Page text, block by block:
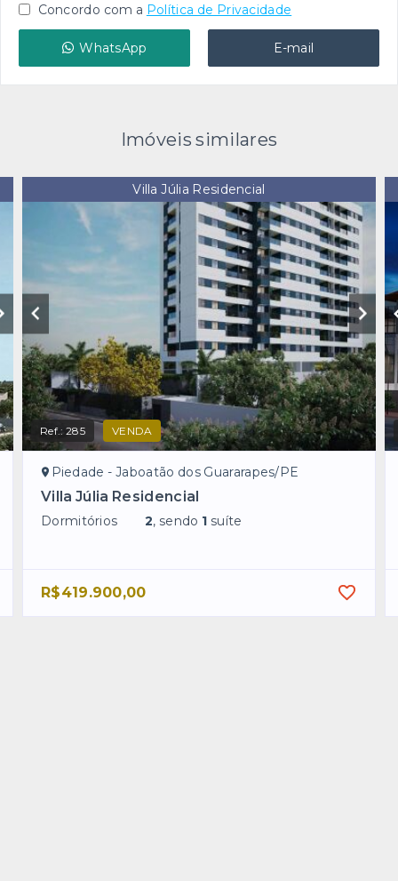
Concordo com a Política de Privacidade
WhatsApp E-mail
Imóveis similares
Villa Júlia Residencial
Ref.:285 VENDA
Piedade - Jaboatão dos Guararapes/PE
Villa Júlia Residencial
Dormitórios 2, sendo 1 suíte
R$419.900,00